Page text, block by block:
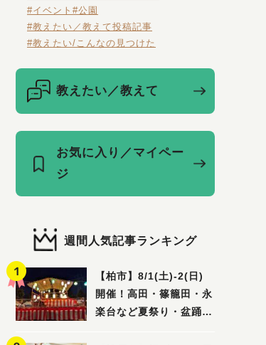
#イベント #公園
#教えたい／教えて投稿記事
#教えたい/こんなの見つけた
教えたい／教えて
お気に入り／マイペー
ジ
週間人気記事ランキング
【柏市】8/1(土)‐2(日)
開催！高田・篠籠田・永
楽台など夏祭り・盆踊り